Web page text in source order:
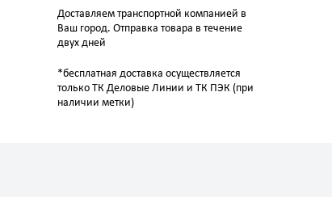
Доставляем транспортной компанией в
Ваш город. Отправка товара в течение
двух дней
*бесплатная доставка осуществляется
только ТК Деловые Линии и ТК ПЭК (при
наличии метки)